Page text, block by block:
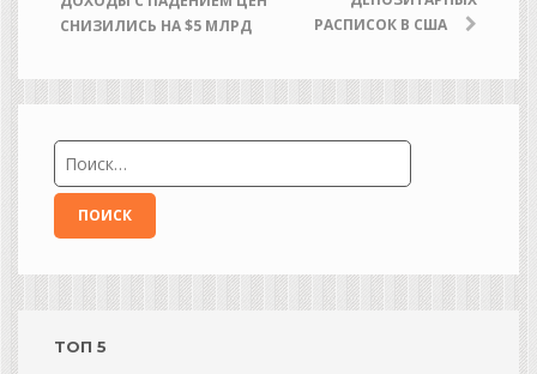
СНИЗИЛИСЬ НА $5 МЛРД
РАСПИСОК В США
ТОП 5